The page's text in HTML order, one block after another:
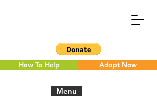
How To Help Adopt Now
Menu